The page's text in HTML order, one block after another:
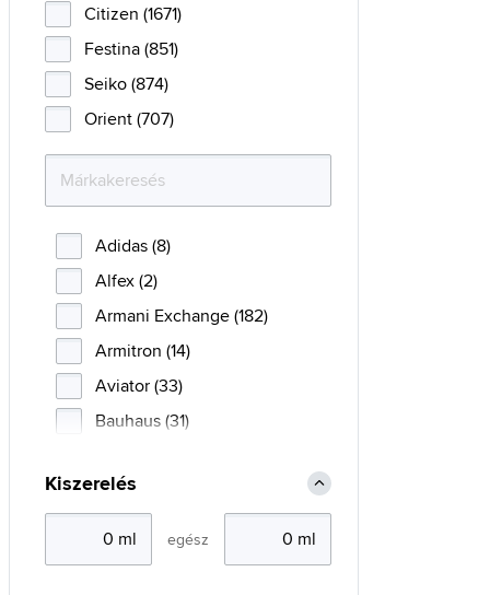
Citizen (1671)
Festina (851)
Seiko (874)
Orient (707)
Adidas (8)
Alfex (2)
Armani Exchange (182)
Armitron (14)
Aviator (33)
Bauhaus (31)
Boccia Titanium (169)
Bulova (102)
Kiszerelés
egész